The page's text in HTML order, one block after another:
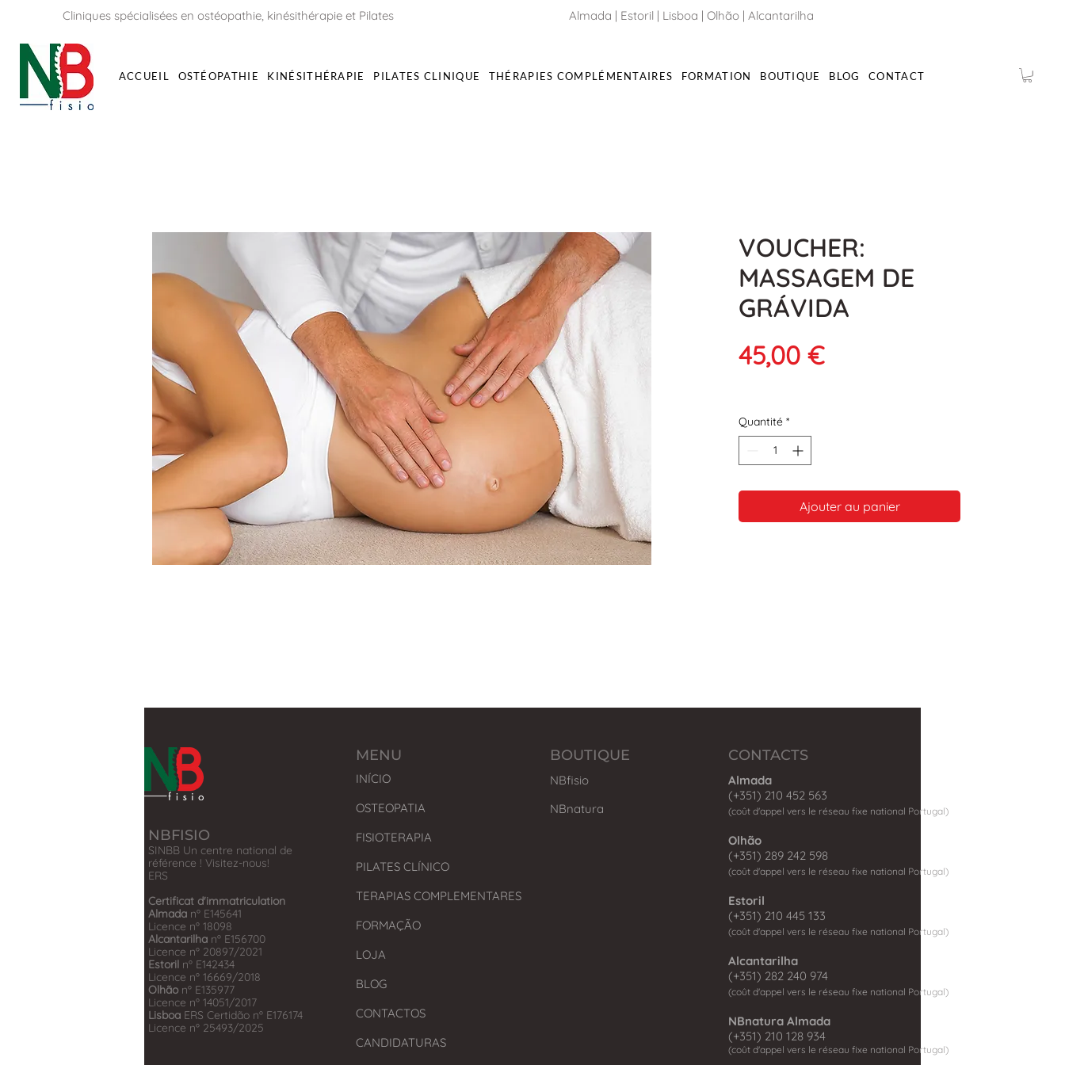
Cliniques spécialisées en ostéopathie, kinésithérapie et Pilates Almada | Estoril| Lisboa | Olhão| Alcantarilha
ACCUEIL OSTÉOPATHIE KINÉSITHÉRAPIE PILATES CLINIQUE THÉRAPIES COMPLÉMENTAIRES FORMATION BOUTIQUE BLOG CONTACT
VOUCHER:
MASSAGEM DE
GRÁVIDA
45,00 €Prix
Quantité *
Ajouter au panier
NBFISIO
SINBB Un centre national de
référence ! Visitez-nous!
​ERS
Certificat d'immatriculation
Almada nº E145641
Licence nº 18098
Alcantarilha nº E156700
Licence nº 20897/2021
Estoril nº E142434
Licence nº 16669/2018
Olhão nº E135977
Licence nº 14051/2017
Lisboa ERS Certidão nº E176174
Licence nº 25493/2025
MENU
INÍCIO
OSTEOPATIA
FISIOTERAPIA
PILATES CLÍNICO
TERAPIAS COMPLEMENTARES
FORMAÇÃO
LOJA
BLOG
CONTACTOS
CANDIDATURAS
BOUTIQUE
NBfisio
NBnatura
CONTACTS
Almada
(+351) 210 452 563
(coût d'appel vers le réseau fixe national Portugal)
Olhão
(+351) 289 242 598
(coût d'appel vers le réseau fixe national Portugal)
Estoril
(+351) 210 445 133
(coût d'appel vers le réseau fixe national Portugal)
Alcantarilha
(+351) 282 240 974
(coût d'appel vers le réseau fixe national Portugal)
NBnatura Almada
(+351) 210 128 934
(coût d'appel vers le réseau fixe national Portugal)